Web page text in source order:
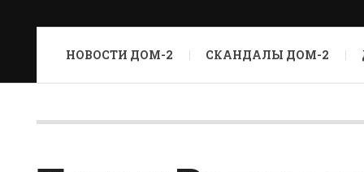
НОВОСТИ ДОМ-2 СКАНДАЛЫ ДОМ-2